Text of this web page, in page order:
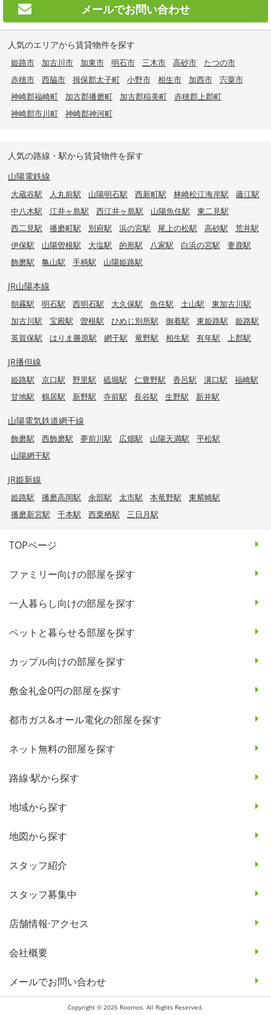
メールでお問い合わせ
人気のエリアから賃貸物件を探す
姫路市 加古川市 加東市 明石市 三木市 高砂市
たつの市
赤穂市
西脇市 揖保郡太子町 小野市 相生市 加西市
宍粟市
神崎郡福崎町
加古郡播磨町 加古郡稲美町
赤穂郡上郡町
神崎郡市川町
神崎郡神河町
人気の路線・駅から賃貸物件を探す
山陽電鉄線
大蔵谷駅 人丸前駅 山陽明石駅 西新町駅 林崎松江海岸駅
藤江駅
中八木駅
江井ヶ島駅 西江井ヶ島駅 山陽魚住駅
東二見駅
西二見駅
播磨町駅 別府駅 浜の宮駅 尾上の松駅 高砂駅
荒井駅
伊保駅
山陽曽根駅 大塩駅 的形駅 八家駅 白浜の宮駅
妻鹿駅
飾磨駅
亀山駅 手柄駅 山陽姫路駅
JR山陽本線
朝霧駅 明石駅 西明石駅 大久保駅 魚住駅 土山駅
東加古川駅
加古川駅
宝殿駅 曽根駅 ひめじ別所駅 御着駅 東姫路駅
姫路駅
英賀保駅
はりま勝原駅 網干駅 竜野駅 相生駅 有年駅 上郡駅
JR播但線
姫路駅 京口駅 野里駅 砥堀駅 仁豊野駅 香呂駅 溝口駅
福崎駅
甘地駅
鶴居駅 新野駅 寺前駅 長谷駅 生野駅 新井駅
山陽電気鉄道網干線
飾磨駅 西飾磨駅 夢前川駅 広畑駅 山陽天満駅
平松駅
山陽網干駅
JR姫新線
姫路駅 播磨高岡駅 余部駅 太市駅 本竜野駅
東觜崎駅
播磨新宮駅
千本駅 西栗栖駅 三日月駅
TOPページ
ファミリー向けの部屋を探す
一人暮らし向けの部屋を探す
ペットと暮らせる部屋を探す
カップル向けの部屋を探す
敷金礼金0円の部屋を探す
都市ガス&オール電化の部屋を探す
ネット無料の部屋を探す
路線·駅から探す
地域から探す
地図から探す
スタッフ紹介
スタッフ募集中
店舗情報·アクセス
会社概要
メールでお問い合わせ
Copyright © 2026 Roomos. All Rights Reserved.